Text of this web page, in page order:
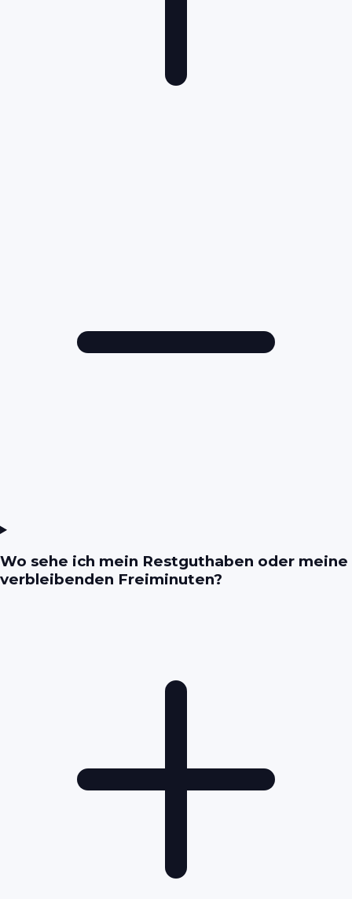
Wo sehe ich mein Restguthaben oder meine
verbleibenden Freiminuten?